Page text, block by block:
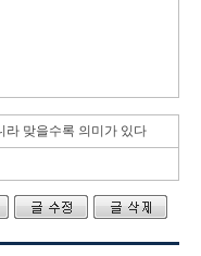
라 맞을수록 의미가 있다